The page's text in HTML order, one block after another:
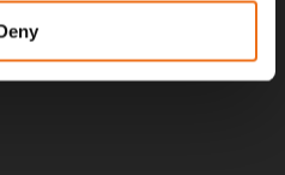
vid köp av ny maskin. Priserna
till exempel